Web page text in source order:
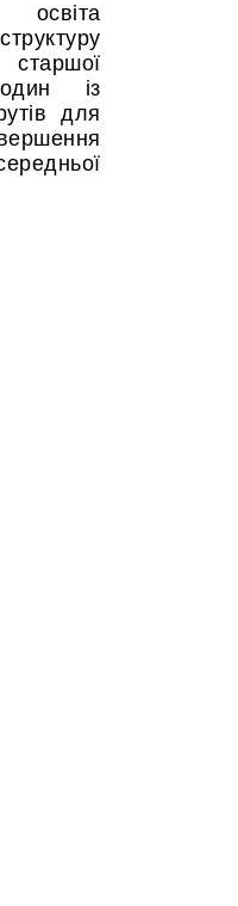
освіта
із
для